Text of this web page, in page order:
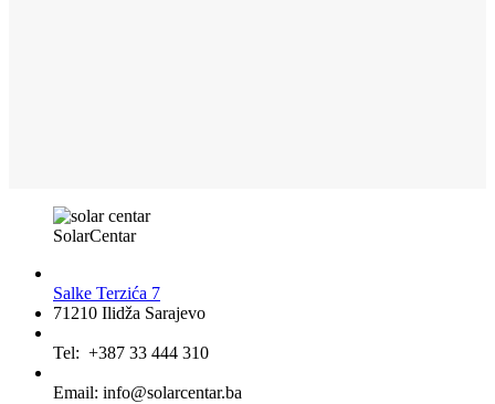
SolarCentar
Salke Terzića 7
71210 Ilidža Sarajevo
Tel: +387 33 444 310
Email: info@solarcentar.ba